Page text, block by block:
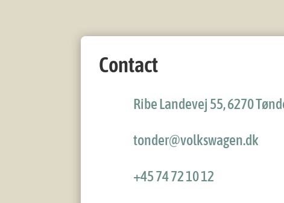
Contact
Ribe Landevej 55, 6270
tonder@volkswagen.dk
+45 74 72 10 12